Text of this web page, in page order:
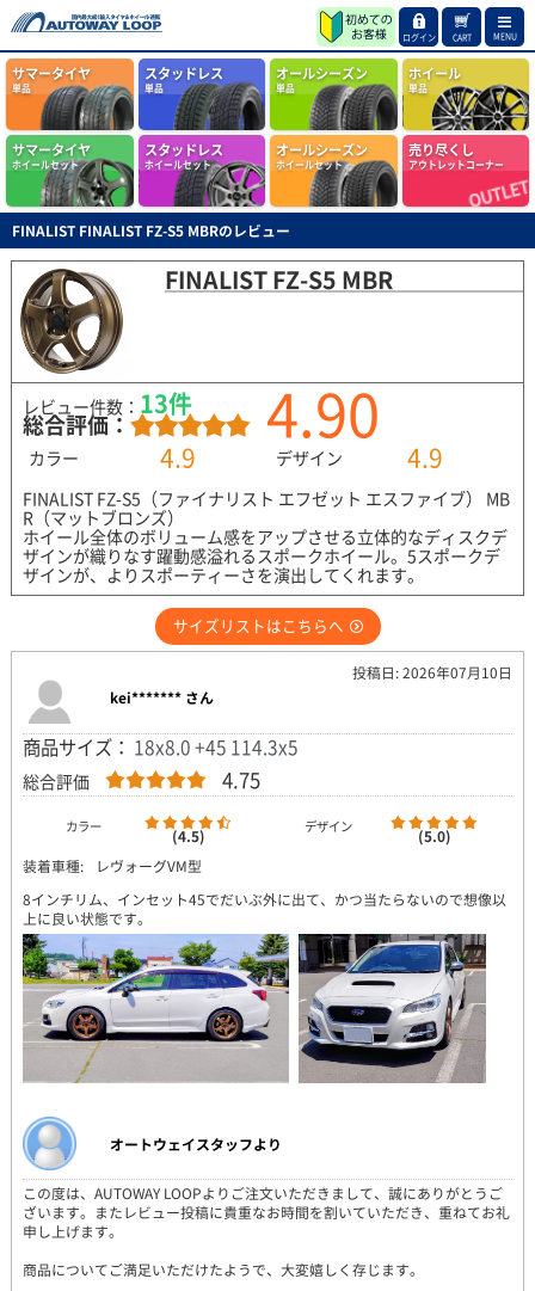
ログイン CART MENU
サマータイヤ
単品
スタッドレス
単品
オールシーズン
単品
ホイール
単品
サマータイヤ
ホイールセット
スタッドレス
ホイールセット
オールシーズン
ホイールセット
売り尽くし
アウトレットコーナー
FINALIST FINALIST FZ-S5 MBRのレビュー
FINALIST FZ-S5 MBR
レビュー件数： 13件
総合評価： 4.90
カラー 4.9 デザイン 4.9
FINALIST FZ-S5（ファイナリスト エフゼット エスファイブ） MB
R（マットブロンズ）
ホイール全体のボリューム感をアップさせる立体的なディスクデ
ザインが織りなす躍動感溢れるスポークホイール。5スポークデ
ザインが、よりスポーティーさを演出してくれます。
サイズリストはこちらへ
投稿日: 2026年07月10日
kei******* さん
商品サイズ： 18x8.0 +45 114.3x5
総合評価 4.75
カラー (4.5) デザイン
(5.0)
装着車種:
レヴォーグVM型
8インチリム、インセット45でだいぶ外に出て、かつ当たらないので想像以
上に良い状態です。
オートウェイスタッフより
この度は、AUTOWAY LOOPよりご注文いただきまして、誠にありがとうご
ざいます。またレビュー投稿に貴重なお時間を割いていただき、重ねてお礼
申し上げます。
商品についてご満足いただけたようで、大変嬉しく存じます。